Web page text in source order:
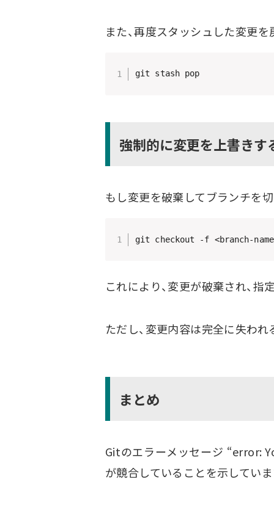
また、再度スタッシュした変更
git stash pop
強制的に変更を上書きす
もし変更を破棄してブランチを
これにより、変更が破棄され、
ただし、変更内容は完全に失わ
まとめ
Gitのエラーメッセージ “error:
が競合していることを示していま